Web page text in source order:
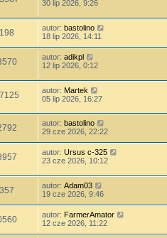
30 lip 2026, 9:26
autor: bastolino
18 lip 2026, 14:11
autor: adikpl
12 lip 2026, 0:12
autor: Martek
05 lip 2026, 16:27
autor: bastolino
29 cze 2026, 22:22
autor: Ursus c-325
23 cze 2026, 10:12
autor: Adam03
19 cze 2026, 9:46
autor: FarmerAmator
12 cze 2026, 11:22